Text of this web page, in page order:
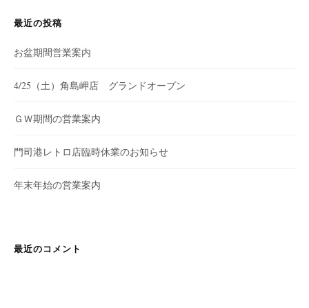
最近の投稿
お盆期間営業案内
4/25（土）角島岬店 グランドオープン
ＧＷ期間の営業案内
門司港レトロ店臨時休業のお知らせ
年末年始の営業案内
最近のコメント